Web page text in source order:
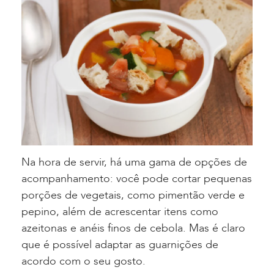
Na hora de servir, há uma gama de opções de
acompanhamento: você pode cortar pequenas
porções de vegetais, como pimentão verde e
pepino, além de acrescentar itens como
azeitonas e anéis finos de cebola. Mas é claro
que é possível adaptar as guarnições de
acordo com o seu gosto.